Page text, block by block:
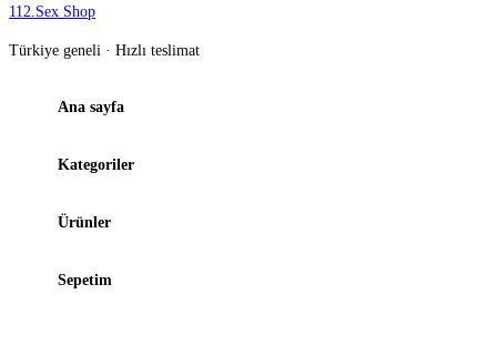
112.Sex Shop
Türkiye geneli · Hızlı teslimat
Ana sayfa
Kategoriler
Ürünler
Sepetim